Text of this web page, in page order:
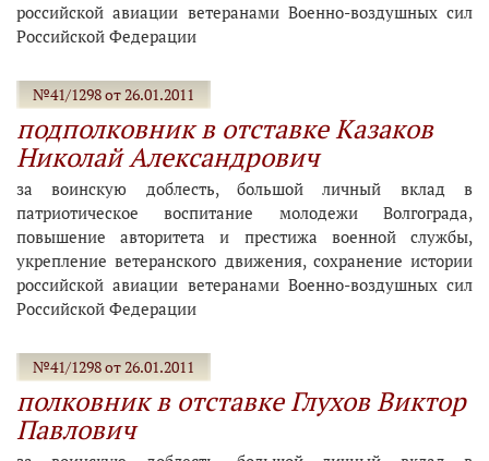
российской авиации ветеранами Военно-воздушных сил
Российской Федерации
№41/1298 от 26.01.2011
подполковник в отставке Казаков
Николай Александрович
за воинскую доблесть, большой личный вклад в
патриотическое воспитание молодежи Волгограда,
повышение авторитета и престижа военной службы,
укрепление ветеранского движения, сохранение истории
российской авиации ветеранами Военно-воздушных сил
Российской Федерации
№41/1298 от 26.01.2011
полковник в отставке Глухов Виктор
Павлович